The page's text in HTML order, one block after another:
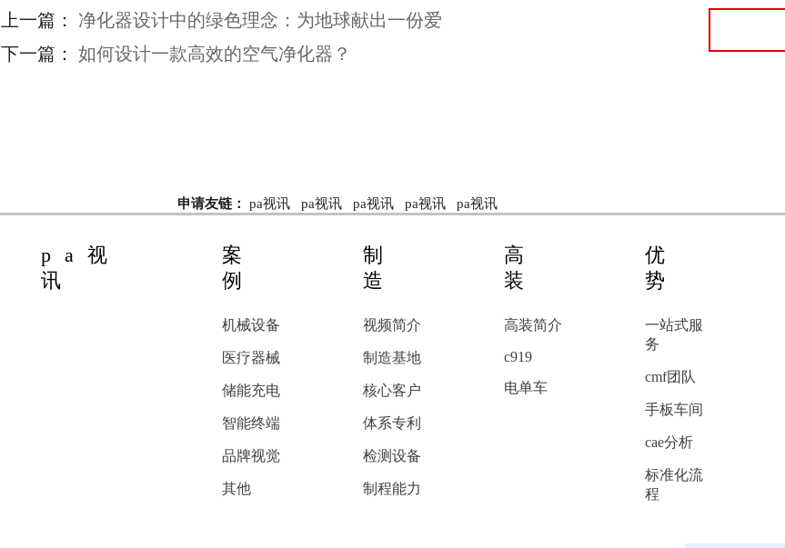
上一篇： 净化器设计中的绿色理念：为地球献出一份爱
下一篇：如何设计一款高效的空气净化器？
申请友链： pa视讯 pa视讯 pa视讯 pa视讯 pa视讯
pa视
讯
案
例
机械设备
医疗器械
储能充电
智能终端
品牌视觉
其他
制
造
视频简介
制造基地
核心客户
体系专利
检测设备
制程能力
高
装
高装简介
c919
电单车
优
势
一站式服
务
cmf团队
手板车间
cae分析
标准化流
程